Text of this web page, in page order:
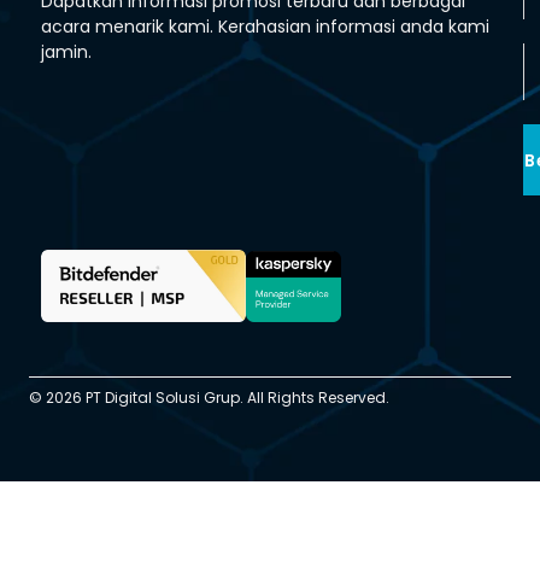
acara menarik kami. Kerahasian informasi anda kami
jamin.
© 2026 PT Digital Solusi Grup. All Rights Reserved.